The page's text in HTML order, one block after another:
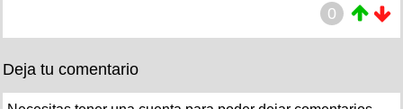
0
Deja tu comentario